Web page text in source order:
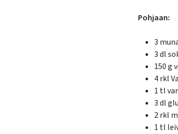
Pohjaan:
3
3 dl
150 g
4 rkl
1 tl
3 dl
2 rkl
1 tl